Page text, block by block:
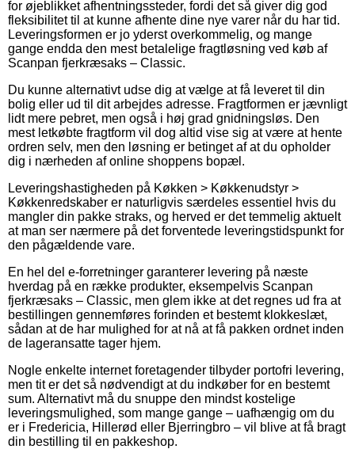
for øjeblikket afhentningssteder, fordi det så giver dig god
fleksibilitet til at kunne afhente dine nye varer når du har tid.
Leveringsformen er jo yderst overkommelig, og mange
gange endda den mest betalelige fragtløsning ved køb af
Scanpan fjerkræsaks – Classic.
Du kunne alternativt udse dig at vælge at få leveret til din
bolig eller ud til dit arbejdes adresse. Fragtformen er jævnligt
lidt mere pebret, men også i høj grad gnidningsløs. Den
mest letkøbte fragtform vil dog altid vise sig at være at hente
ordren selv, men den løsning er betinget af at du opholder
dig i nærheden af online shoppens bopæl.
Leveringshastigheden på Køkken > Køkkenudstyr >
Køkkenredskaber er naturligvis særdeles essentiel hvis du
mangler din pakke straks, og herved er det temmelig aktuelt
at man ser nærmere på det forventede leveringstidspunkt for
den pågældende vare.
En hel del e-forretninger garanterer levering på næste
hverdag på en række produkter, eksempelvis Scanpan
fjerkræsaks – Classic, men glem ikke at det regnes ud fra at
bestillingen gennemføres forinden et bestemt klokkeslæt,
sådan at de har mulighed for at nå at få pakken ordnet inden
de lageransatte tager hjem.
Nogle enkelte internet foretagender tilbyder portofri levering,
men tit er det så nødvendigt at du indkøber for en bestemt
sum. Alternativt må du snuppe den mindst kostelige
leveringsmulighed, som mange gange – uafhængig om du
er i Fredericia, Hillerød eller Bjerringbro – vil blive at få bragt
din bestilling til en pakkeshop.